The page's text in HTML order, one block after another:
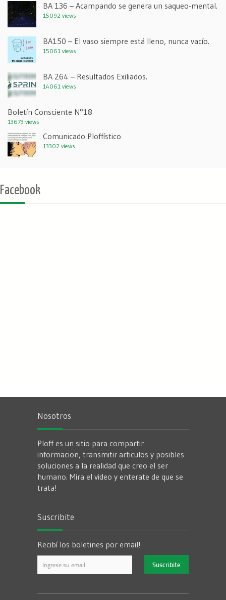
BA 136 – Acampando se genera un saqueo-mental.
15092 views
BA150 – El vaso siempre está lleno, nunca vacío.
15061 views
BA 264 – Resultados Exiliados.
14061 views
Boletín Consciente N°18
13673 views
Comunicado Ploffístico
13302 views
Facebook
Nosotros
Ploff es un sitio para compartir
informacion, transmitir articulos y posibles
soluciones a la realidad que creo el ser
humano. Mira el video y enterate de que se
trata!
Suscribite
Recibí los boletines por email!